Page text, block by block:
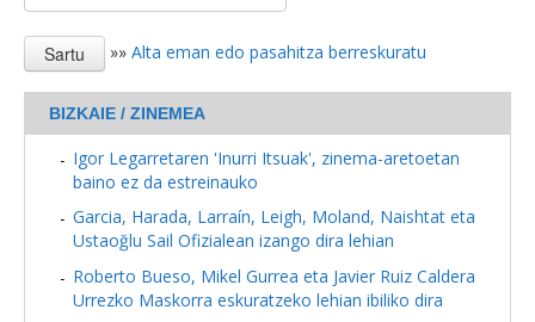
»» Alta eman edo pasahitza berreskuratu
BIZKAIE / ZINEMEA
Igor Legarretaren 'Inurri Itsuak', zinema-aretoetan
baino ez da estreinauko
Garcia, Harada, Larraín, Leigh, Moland, Naishtat eta
Ustaoğlu Sail Ofizialean izango dira lehian
Roberto Bueso, Mikel Gurrea eta Javier Ruiz Caldera
Urrezko Maskorra eskuratzeko lehian ibiliko dira